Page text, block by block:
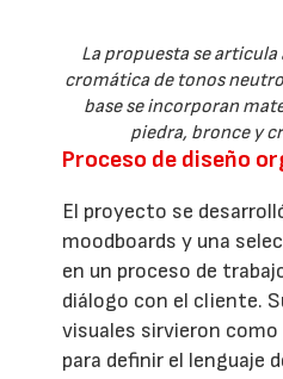
La propuesta se
cromática de tonos
base se incorporan
piedra, bronce y
Proceso de diseño
El proyecto se
moodboards y una
en un proceso de
diálogo con el cliente.
visuales sirvieron
para definir el lenguaje